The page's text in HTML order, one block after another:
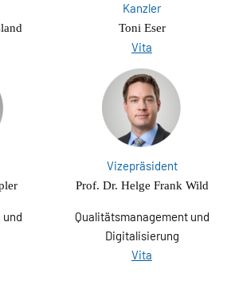
Kanzler
Toni Eser
Vita
Vizepräsident
Prof. Dr. Helge Frank Wild
Qualitätsmanagement und
Digitalisierung
Vita